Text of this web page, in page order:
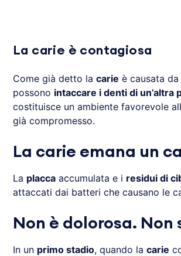
La carie è contagiosa
Come già detto la carie è causata da
possono intaccare i denti di un’altra
costituisce un ambiente favorevole
già compromesso.
La carie emana un
La placca accumulata e i residui di
attaccati dai batteri che causano le
Non è dolorosa. Non
In un primo stadio, quando la carie